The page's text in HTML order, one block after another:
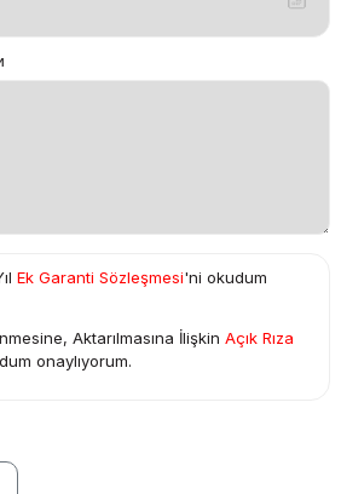
Ek Garanti Sözleşmesi'ni okudum
Aktarılmasına İlişkin Açık Rıza
onaylıyorum.